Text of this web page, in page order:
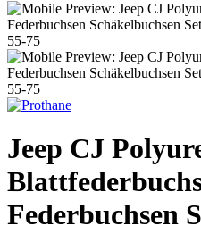
Jeep CJ
Federbuchsen